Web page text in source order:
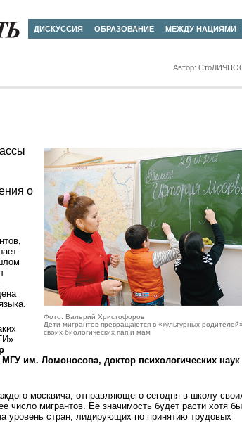
ДИСКУССИЯ ОБРАЗОВАНИЕ МЕЖДУ НАЦИЯМИ
Автор:
Фото: Валерий Христофоров
Дети мигрантов превращаются в «культурных родителей»
своих биологических пап и мам
о
МГУ им. Ломоносова, доктор психологических наук
москвича, отправляющего сегодня в школу
число мигрантов. Её значимость будет расти хотя
уровень стран, лидирующих по принятию трудовых